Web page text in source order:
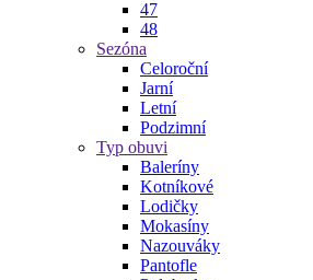
47
48
Sezóna
Celoroční
Jarní
Letní
Podzimní
Typ obuvi
Baleríny
Kotníkové
Lodičky
Mokasíny
Nazouváky
Pantofle